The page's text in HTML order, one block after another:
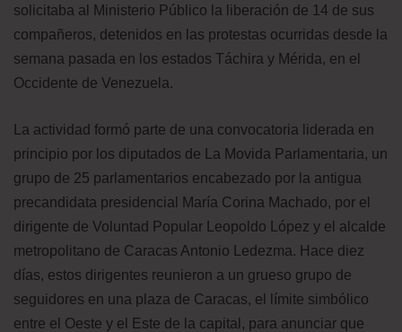
solicitaba al Ministerio Público la liberación de 14 de sus
compañeros, detenidos en las protestas ocurridas desde la
semana pasada en los estados Táchira y Mérida, en el
Occidente de Venezuela.
La actividad formó parte de una convocatoria liderada en
principio por los diputados de La Movida Parlamentaria, un
grupo de 25 parlamentarios encabezado por la antigua
precandidata presidencial María Corina Machado, por el
dirigente de Voluntad Popular Leopoldo López y el alcalde
metropolitano de Caracas Antonio Ledezma. Hace diez
días, estos dirigentes reunieron a un grueso grupo de
seguidores en una plaza de Caracas, el límite simbólico
entre el Oeste y el Este de la capital, para anunciar que